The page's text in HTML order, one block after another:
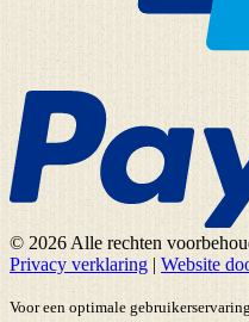
© 2026 Alle rechten
Privacy verklaring | Website
Voor een optimale